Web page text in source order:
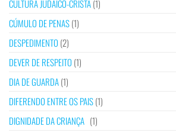
CULTURA JUDAICO-CRISTÃ(1)
CÚMULO DE PENAS(1)
DESPEDIMENTO (2)
DEVER DE RESPEITO (1)
DIA DE GUARDA(1)
DIFERENDO ENTRE OS PAIS(1)
DIGNIDADE DA CRIANÇA (1)